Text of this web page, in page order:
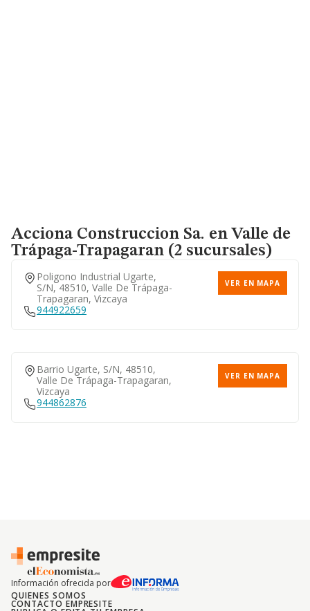
Acciona Construccion Sa. en Valle de
Trápaga-Trapagaran (2 sucursales)
Poligono Industrial Ugarte,
S/n, 48510, Valle De Trápaga-
Trapagaran, Vizcaya
VER EN MAPA
944922659
Barrio Ugarte, S/n, 48510,
Valle De Trápaga-Trapagaran,
Vizcaya
VER EN MAPA
944862876
Información ofrecida por
QUIENES SOMOS
CONTACTO EMPRESITE